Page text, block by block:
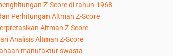
Z-Score di tahun 1968
Perhitungan Altman Z-Score
Altman Z-Score
Analisis Altman Z-Score
manufaktur swasta